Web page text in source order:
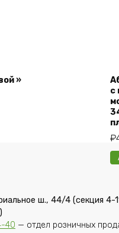
»
с
₽
ш., 44/4 (секция 4-
40 — отдел розничных